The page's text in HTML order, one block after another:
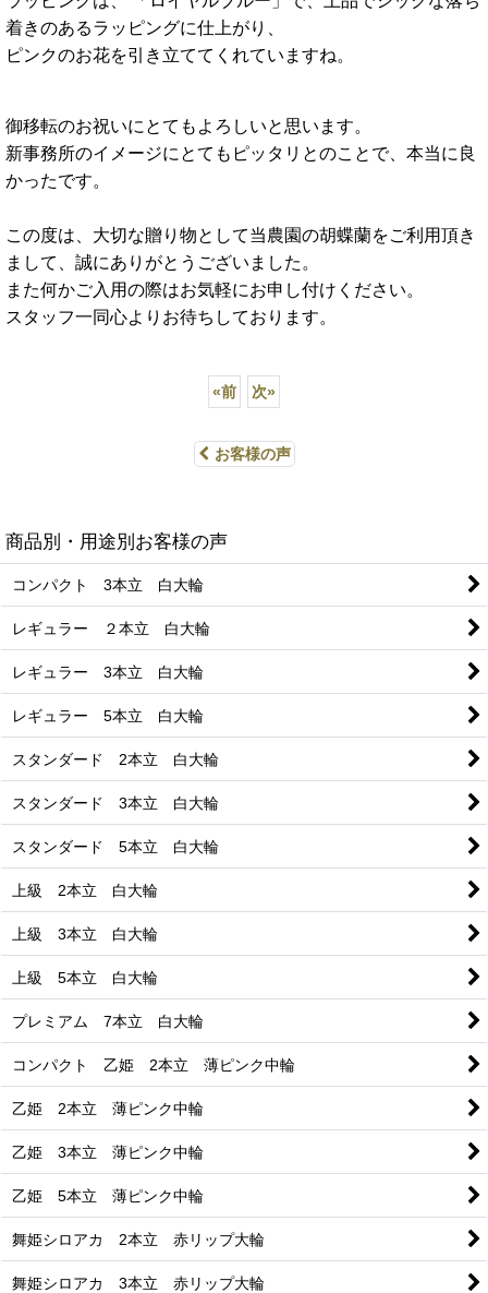
着きのあるラッピングに仕上がり、
ピンクのお花を引き立ててくれていますね。
御移転のお祝いにとてもよろしいと思います。
新事務所のイメージにとてもピッタリとのことで、本当に良
かったです。
この度は、大切な贈り物として当農園の胡蝶蘭をご利用頂き
まして、誠にありがとうございました。
また何かご入用の際はお気軽にお申し付けください。
スタッフ一同心よりお待ちしております。
«前 次»
お客様の声
商品別・用途別お客様の声
コンパクト 3本立 白大輪
レギュラー ２本立 白大輪
レギュラー 3本立 白大輪
レギュラー 5本立 白大輪
スタンダード 2本立 白大輪
スタンダード 3本立 白大輪
スタンダード 5本立 白大輪
上級 2本立 白大輪
上級 3本立 白大輪
上級 5本立 白大輪
プレミアム 7本立 白大輪
コンパクト 乙姫 2本立 薄ピンク中輪
乙姫 2本立 薄ピンク中輪
乙姫 3本立 薄ピンク中輪
乙姫 5本立 薄ピンク中輪
舞姫シロアカ 2本立 赤リップ大輪
舞姫シロアカ 3本立 赤リップ大輪